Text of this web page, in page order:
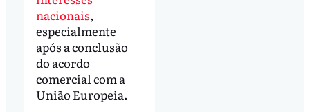
nacionais,
especialmente
após a conclusão
do acordo
comercial com a
União Europeia.